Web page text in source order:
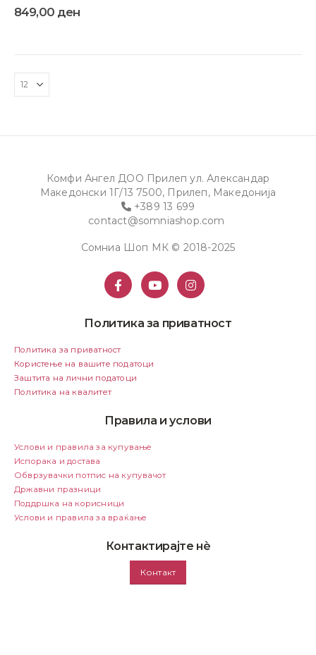
0 out of 5
849,00 ден
Комфи Ангел ДОО Прилеп ул. Александар
Македонски 1Г/13 7500, Прилеп, Македонија
+389 13 699
contact@somniashop.com
Сомниа Шоп МК © 2018-2025
Политика за приватност
Политика за приватност
Користење на вашите податоци
Заштита на лични податоци
Политика на квалитет
Правила и услови
Услови и правила за купување
Испорака и достава
Обврзувачки потпис на купувачот
Државни празници
Поддршка на корисници
Услови и правила за враќање
Контактирајте нѐ
Контакт